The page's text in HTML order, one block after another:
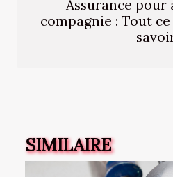
Assurance pour
compagnie : Tout
SIMILAIRE